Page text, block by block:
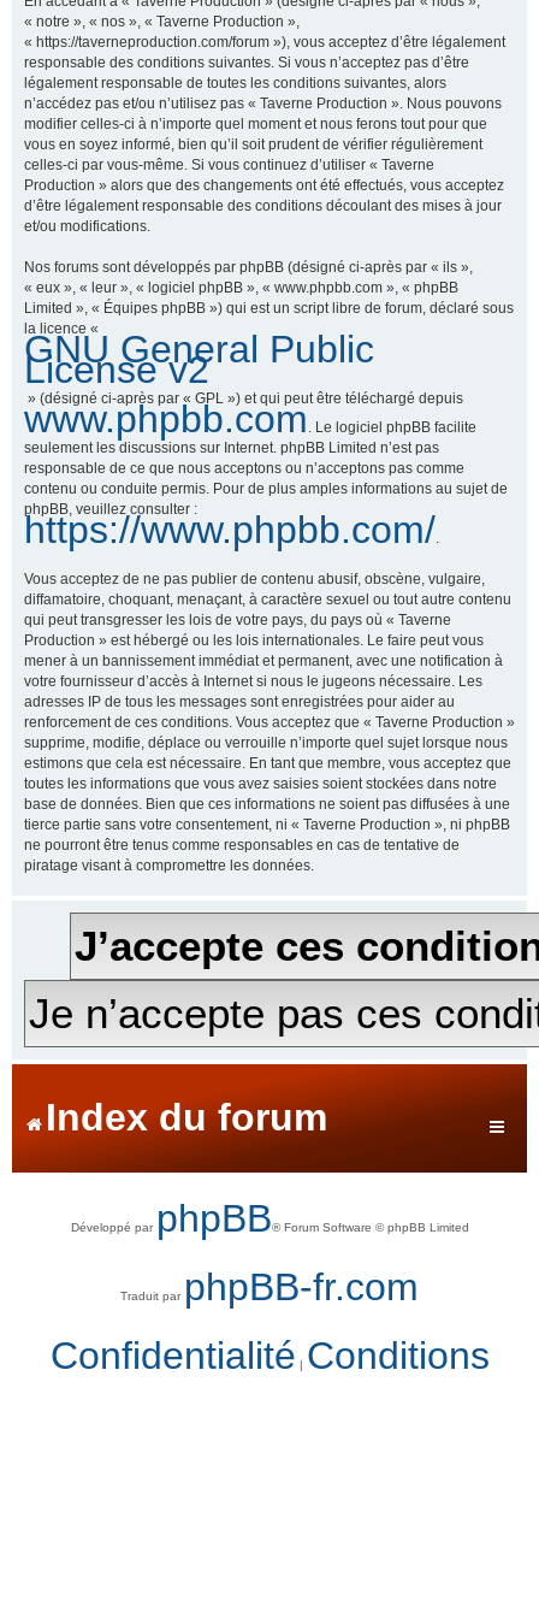
« notre », « nos », « Taverne Production »,
« https://taverneproduction.com/forum »), vous acceptez d’être légalement
responsable des conditions suivantes. Si vous n’acceptez pas d’être
légalement responsable de toutes les conditions suivantes, alors
n’accédez pas et/ou n’utilisez pas « Taverne Production ». Nous pouvons
modifier celles-ci à n’importe quel moment et nous ferons tout pour que
vous en soyez informé, bien qu’il soit prudent de vérifier régulièrement
celles-ci par vous-même. Si vous continuez d’utiliser « Taverne
Production » alors que des changements ont été effectués, vous acceptez
d’être légalement responsable des conditions découlant des mises à jour
et/ou modifications.
Nos forums sont développés par phpBB (désigné ci-après par « ils »,
« eux », « leur », « logiciel phpBB », « www.phpbb.com », « phpBB
Limited », « Équipes phpBB ») qui est un script libre de forum, déclaré sous
la licence «
GNU General Public
License v2
» (désigné ci-après par « GPL ») et qui peut être téléchargé depuis
www.phpbb.com . Le logiciel phpBB facilite
seulement les discussions sur Internet. phpBB Limited n’est pas
responsable de ce que nous acceptons ou n’acceptons pas comme
contenu ou conduite permis. Pour de plus amples informations au sujet de
phpBB, veuillez consulter :
https://www.phpbb.com/.
Vous acceptez de ne pas publier de contenu abusif, obscène, vulgaire,
diffamatoire, choquant, menaçant, à caractère sexuel ou tout autre contenu
qui peut transgresser les lois de votre pays, du pays où « Taverne
Production » est hébergé ou les lois internationales. Le faire peut vous
mener à un bannissement immédiat et permanent, avec une notification à
votre fournisseur d’accès à Internet si nous le jugeons nécessaire. Les
adresses IP de tous les messages sont enregistrées pour aider au
renforcement de ces conditions. Vous acceptez que « Taverne Production »
supprime, modifie, déplace ou verrouille n’importe quel sujet lorsque nous
estimons que cela est nécessaire. En tant que membre, vous acceptez que
toutes les informations que vous avez saisies soient stockées dans notre
base de données. Bien que ces informations ne soient pas diffusées à une
tierce partie sans votre consentement, ni « Taverne Production », ni phpBB
ne pourront être tenus comme responsables en cas de tentative de
piratage visant à compromettre les données.
Index du forum
Développé par phpBB® Forum Software © phpBB Limited
Traduit par phpBB-fr.com
Confidentialité | Conditions